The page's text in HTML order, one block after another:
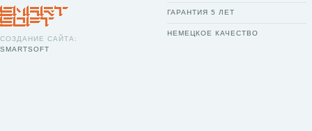
СОЗДАНИЕ САЙТА:
SMARTSOFT
ГАРАНТИЯ 5 ЛЕТ
НЕМЕЦКОЕ КАЧЕСТВО